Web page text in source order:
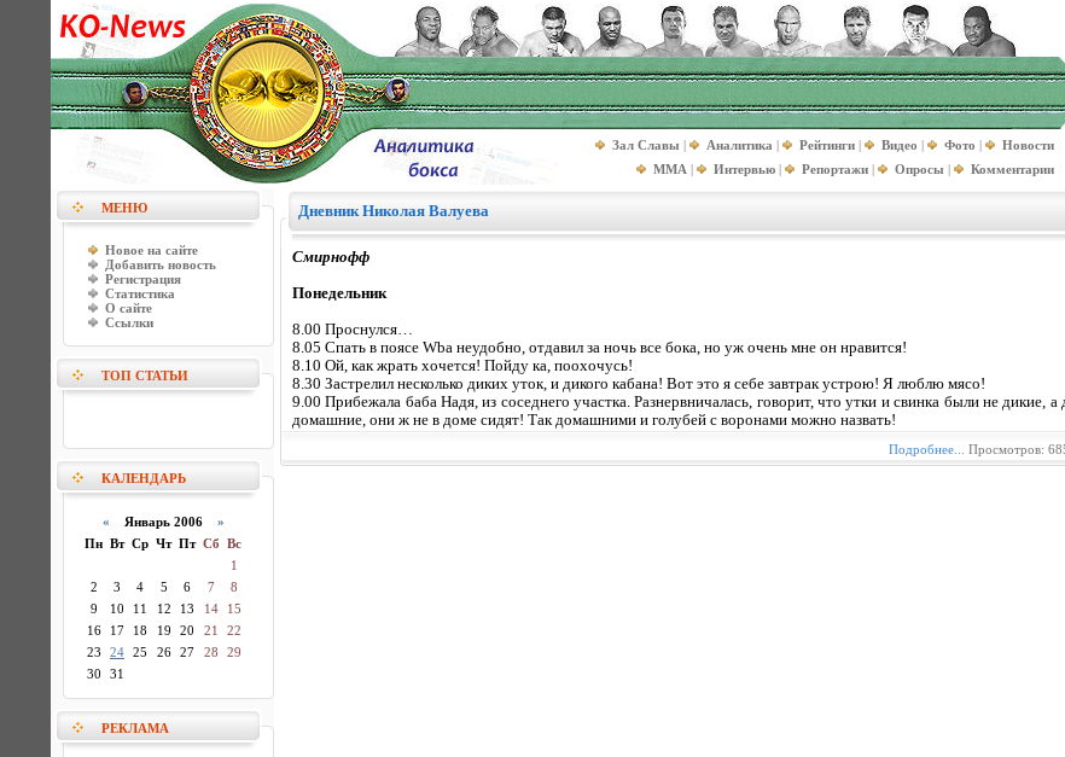
Зал Славы | Аналитика | Рейтинги | Видео | Фото |
Новости
MMA | Интервью | Репортажи | Опросы | Комментарии
МЕНЮ
Новое на сайте
Добавить новость
Регистрация
Статистика
О сайте
Ссылки
ТОП СТАТЬИ
КАЛЕНДАРЬ
« Январь 2006 »
Пн Вт Ср Чт Пт Сб Вс
1
2
3 4 5 6 7
8
9
10 11 12 13 14
15
16
17 18 19 20 21
22
23
24 25 26 27 28
29
30
31
РЕКЛАМА
Дневник Николая Валуева
Смирнофф
Понедельник
8.00 Проснулся…
8.05 Спать в поясе Wba неудобно, отдавил за ночь все бока, но уж очень мне он нравится!
8.10 Ой, как жрать хочется! Пойду ка, поохочусь!
8.30 Застрелил несколько диких уток, и дикого кабана! Вот это я себе завтрак устрою! Я люблю мясо!
9.00 Прибежала баба Надя, из соседнего участка. Разнервничалась, говорит, что утки и свинка были не
домашние, они ж не в доме сидят! Так домашними и голубей с воронами можно назвать!
Подробнее... Просмотров: